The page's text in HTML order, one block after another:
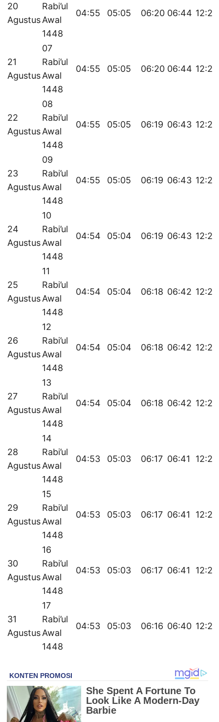
20
Agustus
Rabi’ul
Awal
1448
04:55 05:05 06:20 06:44 12:25
21
Agustus
07
Rabi’ul
Awal
1448
04:55 05:05 06:20 06:44 12:25
22
Agustus
08
Rabi’ul
Awal
1448
04:55 05:05 06:19 06:43 12:24
23
Agustus
09
Rabi’ul
Awal
1448
04:55 05:05 06:19 06:43 12:24
24
Agustus
10
Rabi’ul
Awal
1448
04:54 05:04 06:19 06:43 12:24
25
Agustus
11
Rabi’ul
Awal
1448
04:54 05:04 06:18 06:42 12:24
26
Agustus
12
Rabi’ul
Awal
1448
04:54 05:04 06:18 06:42 12:23
27
Agustus
13
Rabi’ul
Awal
1448
04:54 05:04 06:18 06:42 12:23
28
Agustus
14
Rabi’ul
Awal
1448
04:53 05:03 06:17 06:41 12:23
29
Agustus
15
Rabi’ul
Awal
1448
04:53 05:03 06:17 06:41 12:22
30
Agustus
16
Rabi’ul
Awal
1448
04:53 05:03 06:17 06:41 12:22
31
Agustus
17
Rabi’ul
Awal
1448
04:53 05:03 06:16 06:40 12:22